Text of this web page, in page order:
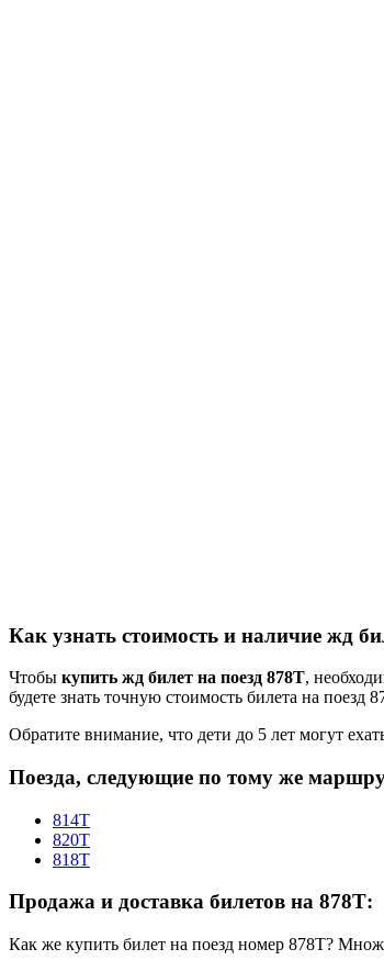
Как узнать стоимость и наличие жд
Чтобы купить жд билет на поезд 878Т,
будете знать точную стоимость билета на поезд
Обратите внимание, что дети до 5 лет могут
Поезда, следующие по тому же
814Т
820Т
818Т
Продажа и доставка билетов на 878Т:
Как же купить билет на поезд номер 878Т?